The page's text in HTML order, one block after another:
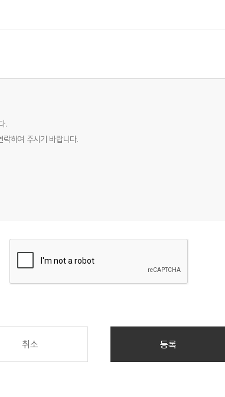
.
하여 주시기 바랍니다.
취소